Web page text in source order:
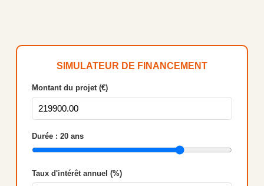
SIMULATEUR DE FINANCEMENT
Montant du projet (€)
Durée : 20ans
Taux d'intérêt annuel (%)